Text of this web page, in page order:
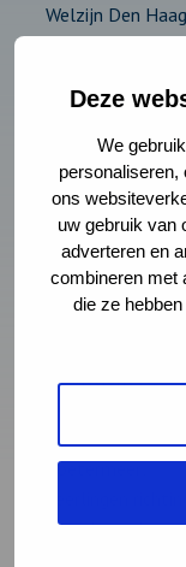
Deze
We
personaliseren,
ons
uw gebruik van
adverteren en
combineren met
die ze
Welzijn Den
Het Haags
Dakloos in
feitelijk daklozen
Hoe (be)valt de
Gezondheid in
Korte berichten
Epidemiologisch
Redactioneel;
GGD ook voor
– Interview met
Zoetermeer;
Leerlingen
gewicht op
Ondervoeding